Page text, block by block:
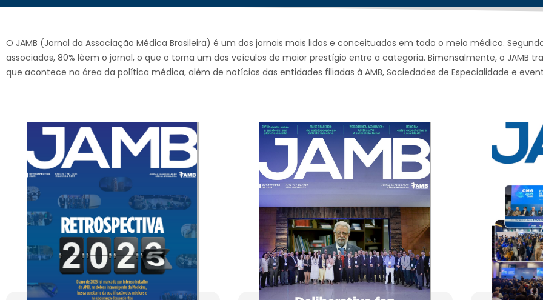
O JAMB (Jornal da Associação Médica Brasileira) é um dos jornais mais lidos e conceituados em todo o meio médico.
associados, 80% lêem o jornal, o que o torna um dos veículos de maior prestígio entre a categoria. Bimensalmente, o JAMB
que acontece na área da política médica, além de notícias das entidades filiadas à AMB, Sociedades de Especialidade e